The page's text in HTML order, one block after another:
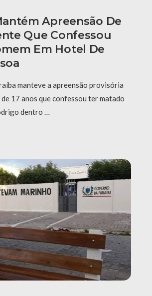
Apreensão De
Que Confessou
Em Hotel De
manteve a apreensão provisória
17 anos que confessou ter matado
dentro …